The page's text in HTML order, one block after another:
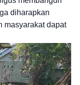
diharapkan
masyarakat dapat